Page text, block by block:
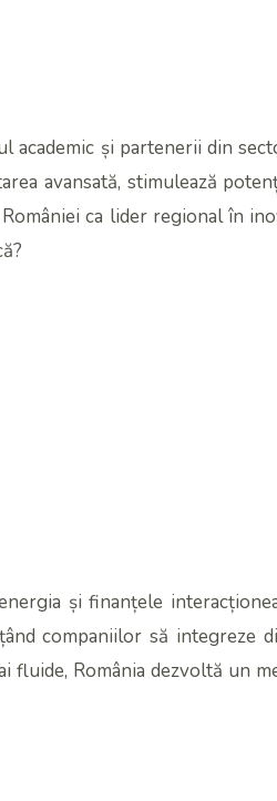
și partenerii din
avansată, stimulează
ca lider regional în
și finanțele
companiilor să integreze
România dezvoltă un